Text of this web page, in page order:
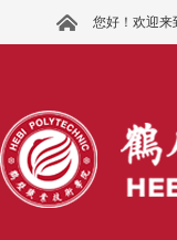
您好！欢迎来